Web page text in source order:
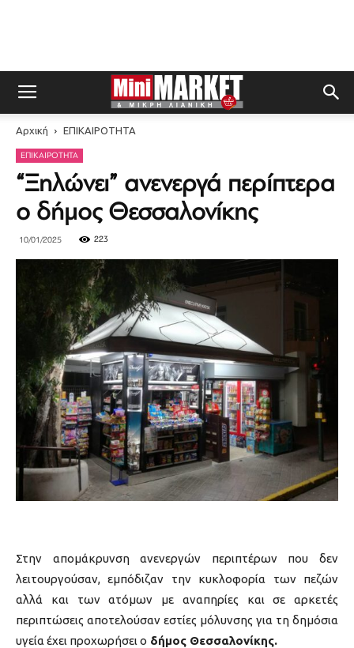
Αρχική ΕΠΙΚΑΙΡΟΤΗΤΑ
ΕΠΙΚΑΙΡΟΤΗΤΑ
“Ξηλώνει” ανενεργά περίπτερα
ο δήμος Θεσσαλονίκης
10/01/2025 223
Στην απομάκρυνση ανενεργών περιπτέρων που δεν
λειτουργούσαν, εμπόδιζαν την κυκλοφορία των πεζών
αλλά και των ατόμων με αναπηρίες και σε αρκετές
περιπτώσεις αποτελούσαν εστίες μόλυνσης για τη δημόσια
υγεία έχει προχωρήσει ο δήμος Θεσσαλονίκης.